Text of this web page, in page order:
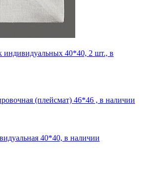
индивидуальных 40*40, 2 шт., в
(плейсмат) 46*46 , в наличии
40*40, в наличии